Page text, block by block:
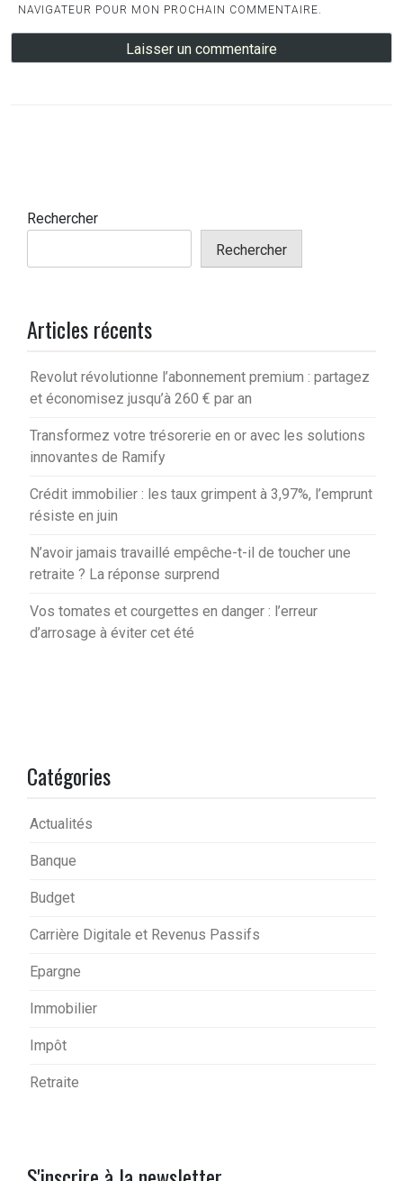
NAVIGATEUR POUR MON PROCHAIN COMMENTAIRE.
Rechercher
Rechercher
Articles récents
Revolut révolutionne l’abonnement premium : partagez
et économisez jusqu’à 260 € par an
Transformez votre trésorerie en or avec les solutions
innovantes de Ramify
Crédit immobilier : les taux grimpent à 3,97%, l’emprunt
résiste en juin
N’avoir jamais travaillé empêche-t-il de toucher une
retraite ? La réponse surprend
Vos tomates et courgettes en danger : l’erreur
d’arrosage à éviter cet été
Catégories
Actualités
Banque
Budget
Carrière Digitale et Revenus Passifs
Epargne
Immobilier
Impôt
Retraite